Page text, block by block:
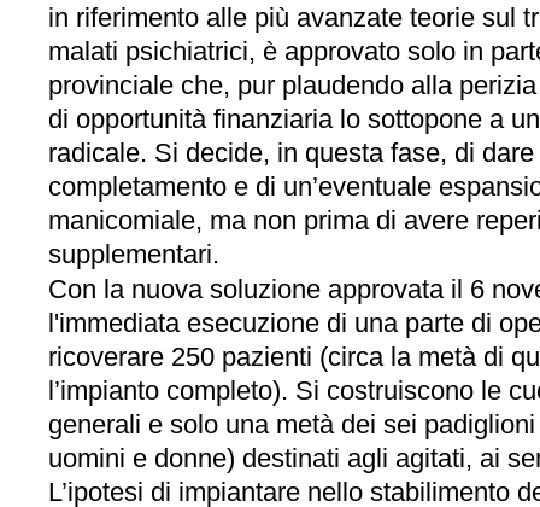
in riferimento alle più avanzate teorie sul
malati psichiatrici, è approvato solo in
provinciale che, pur plaudendo alla
di opportunità finanziaria lo sottopone a
radicale. Si decide, in questa fase, di
completamento e di un’eventuale
manicomiale, ma non prima di avere
supplementari.
Con la nuova soluzione approvata il 6
l'immediata esecuzione di una parte di
ricoverare 250 pazienti (circa la metà di
l’impianto completo). Si costruiscono le
generali e solo una metà dei sei
uomini e donne) destinati agli agitati, ai
L’ipotesi di impiantare nello stabilimento